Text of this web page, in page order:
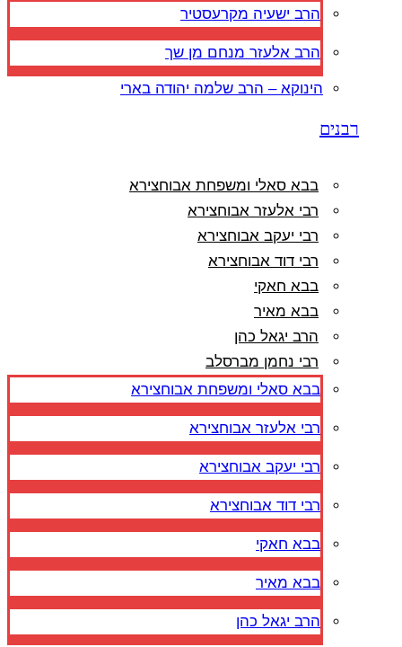
הרב ישעיה מקרעסטיר
הרב אלעזר מנחם מן שך
הינוקא – הרב שלמה יהודה בארי
רבנים
בבא סאלי ומשפחת אבוחצירא
רבי אלעזר אבוחצירא
רבי יעקב אבוחצירא
רבי דוד אבוחצירא
בבא חאקי
בבא מאיר
הרב יגאל כהן
רבי נחמן מברסלב
בבא סאלי ומשפחת אבוחצירא
רבי אלעזר אבוחצירא
רבי יעקב אבוחצירא
רבי דוד אבוחצירא
בבא חאקי
בבא מאיר
הרב יגאל כהן